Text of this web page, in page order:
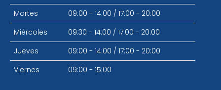
Martes
09:00 - 14:00 / 17:00 - 20:00
Miércoles
09:30 - 14:00 / 17:00 - 20:00
Jueves
09:00 - 14:00 / 17:00 - 20:00
Viernes
09:00 - 15:00